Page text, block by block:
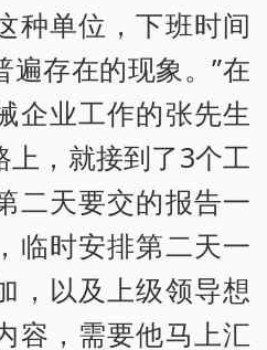
种单位，下班时间
存在的现象。”在
企业工作的张先生
，就接到了3个工
二天要交的报告一
临时安排第二天一
，以及上级领导想
容，需要他马上汇